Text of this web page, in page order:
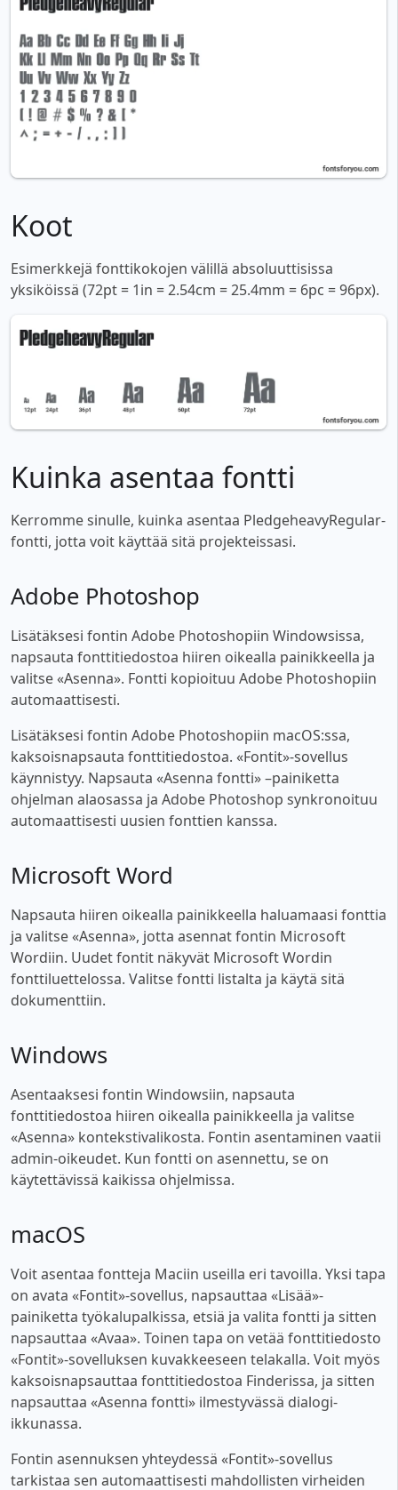
Koot
Esimerkkejä fonttikokojen välillä absoluuttisissa
yksiköissä (72pt = 1in = 2.54cm = 25.4mm = 6pc = 96px).
Kuinka asentaa fontti
Kerromme sinulle, kuinka asentaa PledgeheavyRegular-
fontti, jotta voit käyttää sitä projekteissasi.
Adobe Photoshop
Lisätäksesi fontin Adobe Photoshopiin Windowsissa,
napsauta fonttitiedostoa hiiren oikealla painikkeella ja
valitse «Asenna». Fontti kopioituu Adobe Photoshopiin
automaattisesti.
Lisätäksesi fontin Adobe Photoshopiin macOS:ssa,
kaksoisnapsauta fonttitiedostoa. «Fontit»-sovellus
käynnistyy. Napsauta «Asenna fontti» –painiketta
ohjelman alaosassa ja Adobe Photoshop synkronoituu
automaattisesti uusien fonttien kanssa.
Microsoft Word
Napsauta hiiren oikealla painikkeella haluamaasi fonttia
ja valitse «Asenna», jotta asennat fontin Microsoft
Wordiin. Uudet fontit näkyvät Microsoft Wordin
fonttiluettelossa. Valitse fontti listalta ja käytä sitä
dokumenttiin.
Windows
Asentaaksesi fontin Windowsiin, napsauta
fonttitiedostoa hiiren oikealla painikkeella ja valitse
«Asenna» kontekstivalikosta. Fontin asentaminen vaatii
admin-oikeudet. Kun fontti on asennettu, se on
käytettävissä kaikissa ohjelmissa.
macOS
Voit asentaa fontteja Maciin useilla eri tavoilla. Yksi tapa
on avata «Fontit»-sovellus, napsauttaa «Lisää»-
painiketta työkalupalkissa, etsiä ja valita fontti ja sitten
napsauttaa «Avaa». Toinen tapa on vetää fonttitiedosto
«Fontit»-sovelluksen kuvakkeeseen telakalla. Voit myös
kaksoisnapsauttaa fonttitiedostoa Finderissa, ja sitten
napsauttaa «Asenna fontti» ilmestyvässä dialogi-
ikkunassa.
Fontin asennuksen yhteydessä «Fontit»-sovellus
tarkistaa sen automaattisesti mahdollisten virheiden